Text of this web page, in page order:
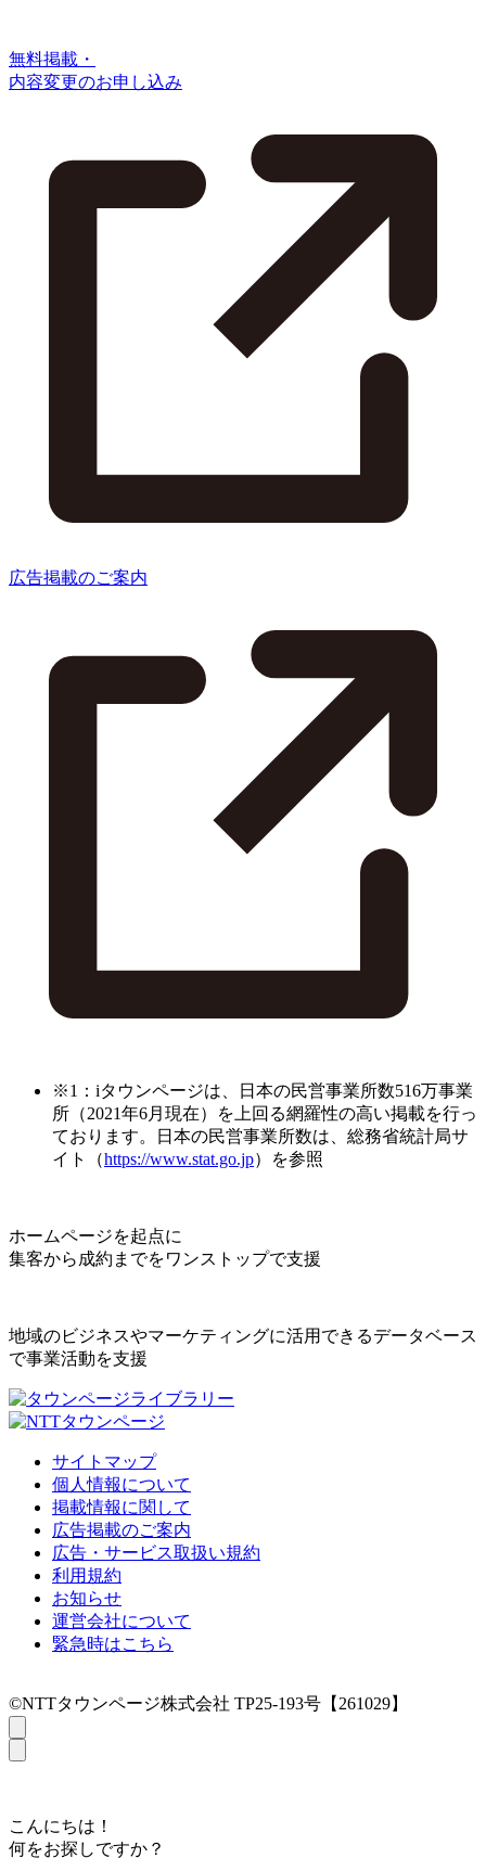
無料掲載・
内容変更のお申し込み
広告掲載のご案内
※1：iタウンページは、日本の民営事業所数516万事業
所（2021年6月現在）を上回る網羅性の高い掲載を行っ
ております。日本の民営事業所数は、総務省統計局サ
イト（https://www.stat.go.jp）を参照
ホームページを起点に
集客から成約までをワンストップで支援
地域のビジネスやマーケティングに活用できるデータベース
で事業活動を支援
サイトマップ
個人情報について
掲載情報に関して
広告掲載のご案内
広告・サービス取扱い規約
利用規約
お知らせ
運営会社について
緊急時はこちら
©NTTタウンページ株式会社 TP25-193号【261029】
こんにちは！
何をお探しですか？